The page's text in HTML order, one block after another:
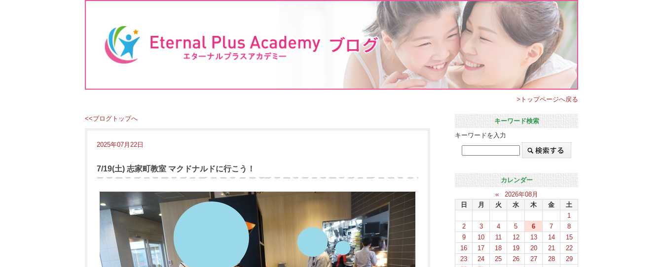
>トップページへ戻る
<<ブログトップへ
2025年07月22日
7/19(土) 志家町教室 マクドナルドに行こう！
キーワード検索
キーワードを入力
カレンダー
«
2026年08月
日
月 火 水 木 金
土
1
2
3 4 5 6 7
8
9
10 11 12 13 14
15
16
17 18 19 20 21
22
23
24 25 26 27 28
29